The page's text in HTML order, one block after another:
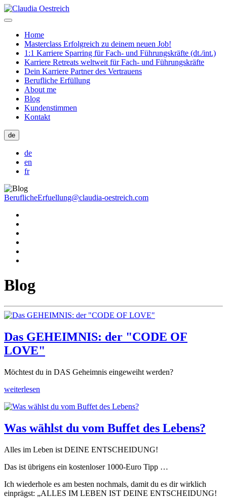
Home
Masterclass Erfolgreich zu deinem neuen Job!
1:1 Karriere Sparring für Fach- und Führungskräfte (dt./int.)
Karriere Retreats weltweit für Fach- und Führungskräfte
Dein Karriere Partner des Vertrauens
Berufliche Erfüllung
About me
Blog
Kundenstimmen
Kontakt
de
de
en
fr
BeruflicheErfuellung@claudia-oestreich.com
Blog
Das GEHEIMNIS: der "CODE OF
LOVE"
Möchtest du in DAS Geheimnis eingeweiht werden?
weiterlesen
Was wählst du vom Buffet des Lebens?
Alles im Leben ist DEINE ENTSCHEIDUNG!
Das ist übrigens ein kostenloser 1000-Euro Tipp …
Ich wiederhole es am besten nochmals, damit du es dir wirklich
einprägst: „ALLES IM LEBEN IST DEINE ENTSCHEIDUNG!